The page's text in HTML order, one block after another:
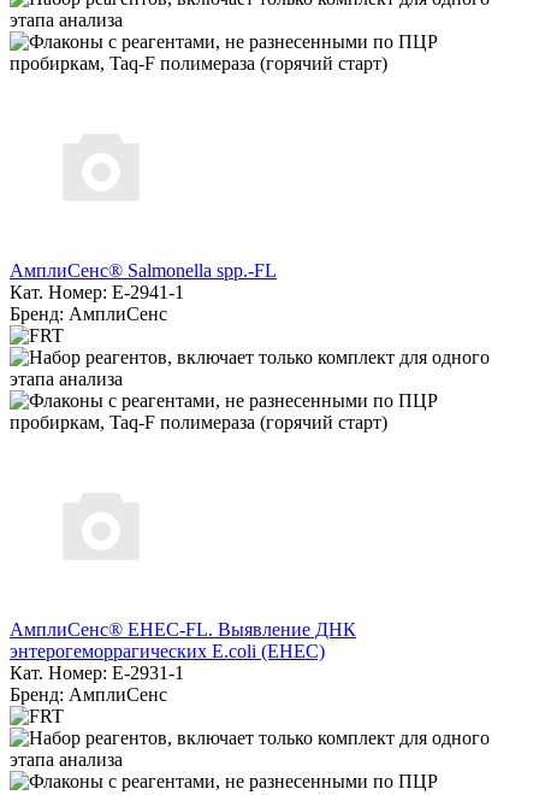
АмплиСенс® Salmonella spp.-FL
Кат. Номер: E-2941-1
Бренд: АмплиСенс
АмплиСенс® EHEC-FL. Выявление ДНК
энтерогеморрагических E.coli (EHEC)
Кат. Номер: E-2931-1
Бренд: АмплиСенс